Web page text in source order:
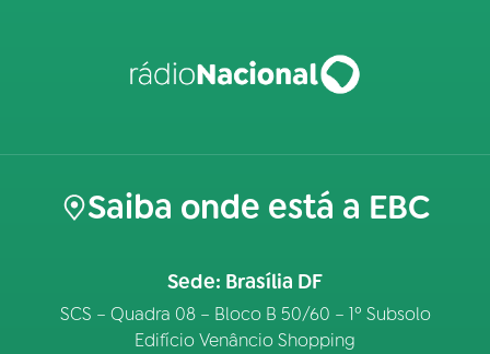
Saiba onde está a EBC
Sede: Brasília DF
SCS – Quadra 08 – Bloco B 50/60 – 1º Subsolo
Edifício Venâncio Shopping